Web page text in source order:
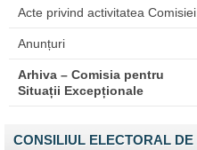
Acte privind activitatea Comisiei
Anunțuri
Arhiva – Comisia pentru
Situații Excepționale
CONSILIUL ELECTORAL DE